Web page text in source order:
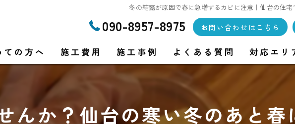
冬の結露が原因で春に急増するカビに注意｜仙台の住
090-8957-8975 お問い合わせはこちら
ての方へ 施工費用 施工事例 よくある質問 対応エリ
んか？仙台の寒い冬のあと春